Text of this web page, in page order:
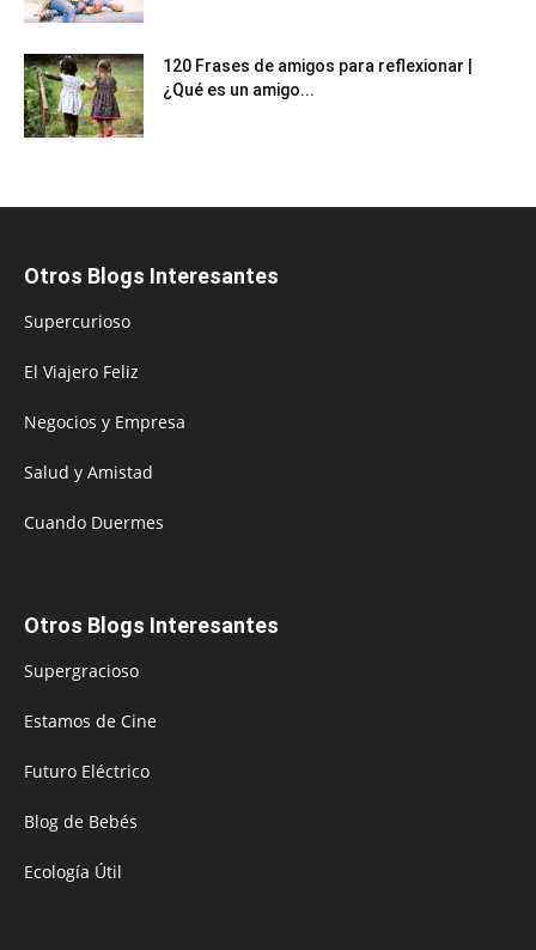
120 Frases de amigos para reflexionar |
¿Qué es un amigo...
Otros Blogs Interesantes
Supercurioso
El Viajero Feliz
Negocios y Empresa
Salud y Amistad
Cuando Duermes
Otros Blogs Interesantes
Supergracioso
Estamos de Cine
Futuro Eléctrico
Blog de Bebés
Ecología Útil